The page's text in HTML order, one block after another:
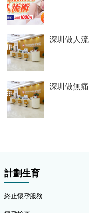
深圳做人
深圳做無
計劃生育
終止懷孕服務